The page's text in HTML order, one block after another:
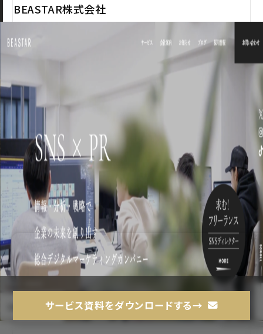
BEASTAR株式会社
サービス資料をダウンロードする→